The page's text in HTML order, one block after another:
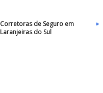
Corretoras de Seguro em
Laranjeiras do Sul